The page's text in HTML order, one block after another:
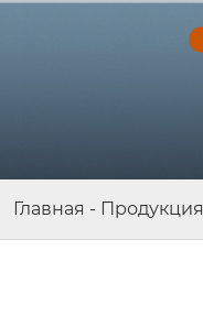
Главная - Продукция